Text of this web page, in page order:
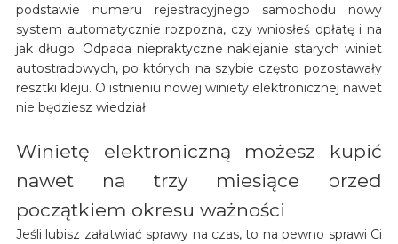
podstawie numeru rejestracyjnego samochodu nowy
system automatycznie rozpozna, czy wniosłeś opłatę i na
jak długo. Odpada niepraktyczne naklejanie starych winiet
autostradowych, po których na szybie często pozostawały
resztki kleju. O istnieniu nowej winiety elektronicznej nawet
nie będziesz wiedział.
Winietę elektroniczną możesz kupić
nawet na trzy miesiące przed
początkiem okresu ważności
Jeśli lubisz załatwiać sprawy na czas, to na pewno sprawi Ci